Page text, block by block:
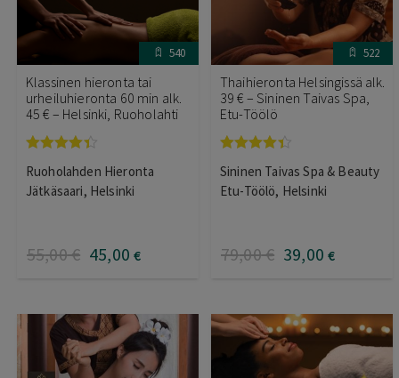
540
Klassinen hieronta tai
urheiluhieronta 60 min alk.
45 € – Helsinki, Ruoholahti
tuotteesta:
4.33 / 5
Ruoholahden Hieronta
Jätkäsaari, Helsinki
55,00€ 45,00 €
522
Thaihieronta Helsingissä alk.
39 € – Sininen Taivas Spa,
Etu-Töölö
tuotteesta:
4.33/ 5
Sininen Taivas Spa & Beauty
Etu-Töölö, Helsinki
79,00€ 39,00 €